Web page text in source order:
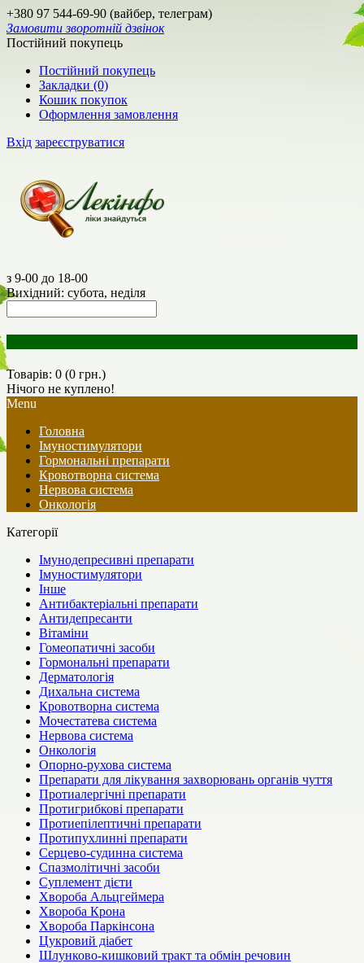
+380 97 544-69-90 (вайбер, телеграм)
Замовити зворотній дзвінок
Постійний покупець
Постійний покупець
Закладки (0)
Кошик покупок
Оформлення замовлення
Вхід зареєструватися
з 9-00 до 18-00
Вихідний: субота, неділя
Товарів: 0 (0 грн.)
Нічого не куплено!
Menu
Головна
Імуностимулятори
Гормональні препарати
Кровотворна система
Нервова система
Онкологія
Категорії
Імунодепресивні препарати
Імуностимулятори
Інше
Антибактеріальні препарати
Антидепресанти
Вітаміни
Гомеопатичні засоби
Гормональні препарати
Дерматологія
Дихальна система
Кровотворна система
Мочестатева система
Нервова система
Онкологія
Опорно-рухова система
Препарати для лікування захворювань органів чуття
Протиалергічні препарати
Протигрибкові препарати
Протиепілептичні препарати
Протипухлинні препарати
Серцево-судинна система
Спазмолітичні засоби
Суплемент дієти
Хвороба Альцгеймера
Хвороба Крона
Хвороба Паркінсона
Цукровий діабет
Шлунково-кишковий тракт та обмін речовин